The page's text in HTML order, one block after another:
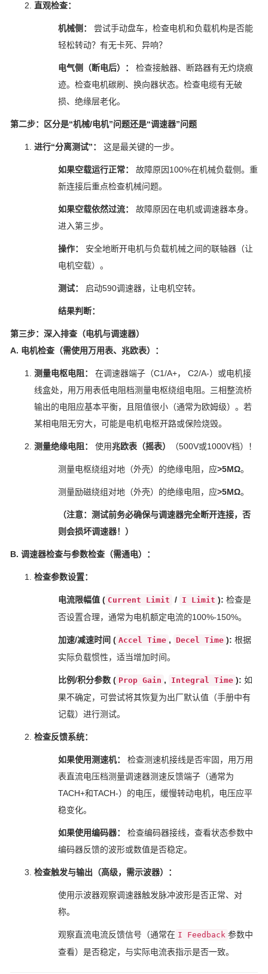
直观检查：
机械侧：
尝试手动盘车，检查电机和负载机构是否能
轻松转动？有无卡死、异响？
电气侧（断电后）：
检查接触器、断路器有无灼烧痕
迹。检查电机碳刷、换向器状态。检查电缆有无破
损、绝缘层老化。
第二步：区分是“机械/电机”问题还是“调速器”问题
进行“分离测试”： 这是最关键的一步。
如果空载运行正常：
故障原因100%在机械负载侧。重
新连接后重点检查机械问题。
如果空载依然过流：
故障原因在电机或调速器本身。
进入第三步。
操作：
安全地断开电机与负载机械之间的联轴器（让
电机空载）。
测试： 启动590调速器，让电机空转。
结果判断：
第三步：深入排查（电机与调速器）
A. 电机检查（需使用万用表、兆欧表）：
测量电枢电阻：
在调速器端子（C1/A+， C2/A-）或电机接
线盒处，用万用表低电阻档测量电枢绕组电阻。三相整流桥
输出的电阻应基本平衡，且阻值很小（通常为欧姆级）。若
某相电阻无穷大，可能是电机电枢开路或保险烧毁。
测量绝缘电阻： 使用兆欧表（摇表） （500V或1000V档）！
测量电枢绕组对地（外壳）的绝缘电阻，应>5MΩ。
测量励磁绕组对地（外壳）的绝缘电阻，应>5MΩ。
（注意：测试前务必确保与调速器完全断开连接，否
则会损坏调速器！）
B. 调速器检查与参数检查（需通电）：
检查参数设置：
电流限幅值 ( Current Limit / I Limit ): 检查是
否设置合理，通常为电机额定电流的100%-150%。
加速/减速时间 ( Accel Time , Decel Time ): 根据
实际负载惯性，适当增加时间。
比例/积分参数 ( Prop Gain , Integral Time ): 如
果不确定，可尝试将其恢复为出厂默认值（手册中有
记载）进行测试。
检查反馈系统：
如果使用测速机：
检查测速机接线是否牢固，用万用
表直流电压档测量调速器测速反馈端子（通常为
TACH+和TACH-）的电压，缓慢转动电机，电压应平
稳变化。
如果使用编码器：
检查编码器接线，查看状态参数中
编码器反馈的波形或数值是否稳定。
检查触发与输出（高级，需示波器）：
使用示波器观察调速器触发脉冲波形是否正常、对
称。
观察直流电流反馈信号（通常在 I Feedback 参数中
查看）是否稳定，与实际电流表指示是否一致。